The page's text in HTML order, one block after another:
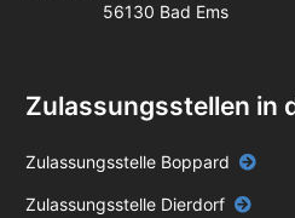
56130 Bad Ems
Zulassungsstellen in
Zulassungsstelle Boppard
Zulassungsstelle Dierdorf